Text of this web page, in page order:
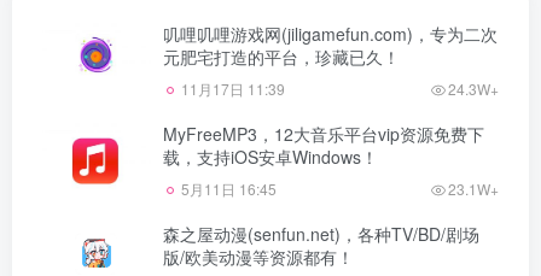
叽哩叽哩游戏网(jiligamefun.com)，专为二次
元肥宅打造的平台，珍藏已久！
11月17日 11:39 24.3W+
MyFreeMP3，12大音乐平台vip资源免费下
载，支持iOS安卓Windows！
5月11日 16:45 23.1W+
森之屋动漫(senfun.net)，各种TV/BD/剧场
版/欧美动漫等资源都有！